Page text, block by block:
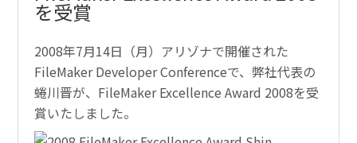
を受賞
2008年7月14日（月）アリゾナで開催された
FileMaker Developer Conferenceで、弊社代表の
蜷川晋が、FileMaker Excellence Award 2008を受
賞いたしました。